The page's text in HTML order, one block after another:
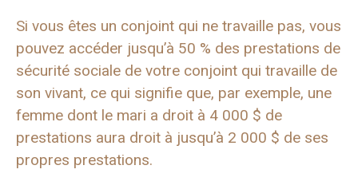
Si vous êtes un conjoint qui ne travaille pas, vous
pouvez accéder jusqu’à 50 % des prestations de
sécurité sociale de votre conjoint qui travaille de
son vivant, ce qui signifie que, par exemple, une
femme dont le mari a droit à 4 000 $ de
prestations aura droit à jusqu’à 2 000 $ de ses
propres prestations.